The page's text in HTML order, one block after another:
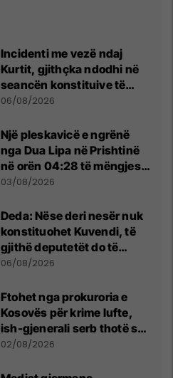
Incidenti me vezë ndaj
Kurtit, gjithçka ndodhi në
seancën konstituive të
Kuvendit
06/08/2026
Një pleskavicë e ngrënë
nga Dua Lipa në Prishtinë
në orën 04:28 të mëngjesit
- dhe bota digjitale serbe
03/08/2026
Deda: Nëse deri nesër nuk
konstituohet Kuvendi, të
gjithë deputetët do të
bëjnë shkelje të rëndë
06/08/2026
Ftohet nga prokuroria e
Kosovës për krime lufte,
ish-gjenerali serb thotë se
dikush e tradhtoi në
02/08/2026